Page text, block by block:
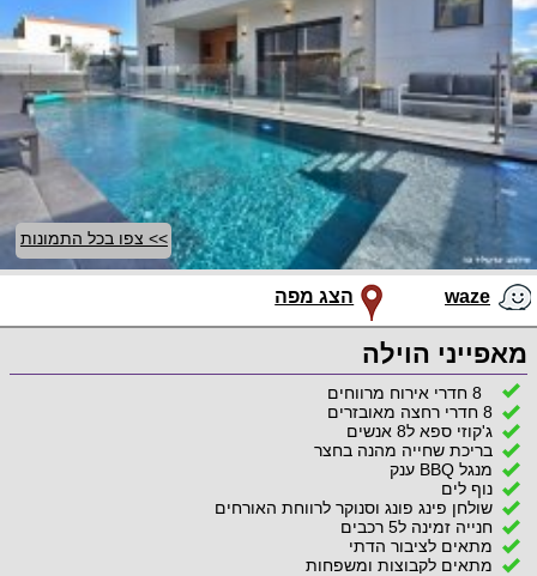
>> צפו בכל התמונות
waze הצג מפה
מאפייני הוילה
8 חדרי אירוח מרווחים
8 חדרי רחצה מאובזרים
ג'קוזי ספא ל8 אנשים
בריכת שחייה מהנה בחצר
מנגל BBQ ענק
נוף לים
שולחן פינג פונג וסנוקר לרווחת האורחים
חנייה זמינה ל5 רכבים
מתאים לציבור הדתי
מתאים לקבוצות ומשפחות